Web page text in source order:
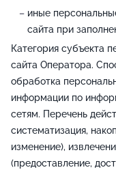
иные
сайта при
Категория субъекта
сайта Оператора.
обработка
информации по
сетям. Перечень
систематизация,
изменение),
(предоставление,